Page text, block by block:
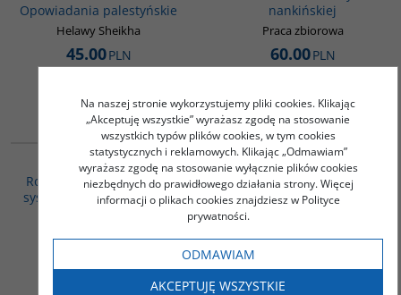
Opowiadania palestyńskie
Helawy Sheikha
45.00PLN
nankińskiej
Praca zbiorowa
60.00PLN
BESTSELLER
G265
Schyłek imperium.
Rozważania o rozkładzie
systemu amerykańskiego
35.00PLN
HISTORIA AZJI
POŁUDNIOWEJ - 2 książki -
Tybet. Zarys historii /
Indie. Zarys historii -
56.00PLN
Na naszej stronie wykorzystujemy pliki cookies. Klikając
„Akceptuję wszystkie” wyrażasz zgodę na stosowanie
wszystkich typów plików cookies, w tym cookies
statystycznych i reklamowych. Klikając „Odmawiam”
wyrażasz zgodę na stosowanie wyłącznie plików cookies
niezbędnych do prawidłowego działania strony. Więcej
informacji o plikach cookies znajdziesz w Polityce
prywatności.
ODMAWIAM
AKCEPTUJĘ WSZYSTKIE